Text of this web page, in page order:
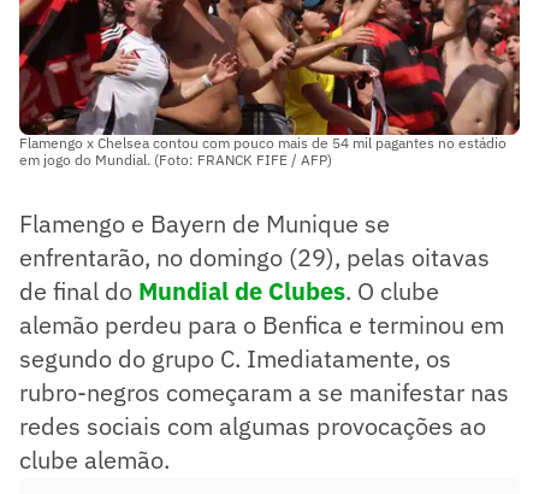
Flamengo x Chelsea contou com pouco mais de 54 mil pagantes no estádio
em jogo do Mundial. (Foto: FRANCK FIFE / AFP)
Flamengo e Bayern de Munique se
enfrentarão, no domingo (29), pelas oitavas
de final do Mundial de Clubes. O clube
alemão perdeu para o Benfica e terminou em
segundo do grupo C. Imediatamente, os
rubro-negros começaram a se manifestar nas
redes sociais com algumas provocações ao
clube alemão.